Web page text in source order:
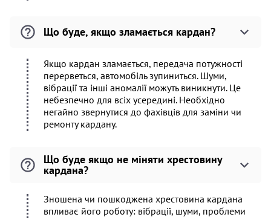
Що буде, якщо зламається кардан?
Якщо кардан зламається, передача потужності
перерветься, автомобіль зупиниться. Шуми,
вібрації та інші аномалії можуть виникнути. Це
небезпечно для всіх усередині. Необхідно
негайно звернутися до фахівців для заміни чи
ремонту кардану.
Що буде якщо не міняти хрестовину
кардана?
Зношена чи пошкоджена хрестовина кардана
впливає його роботу: вібрації, шуми, проблеми